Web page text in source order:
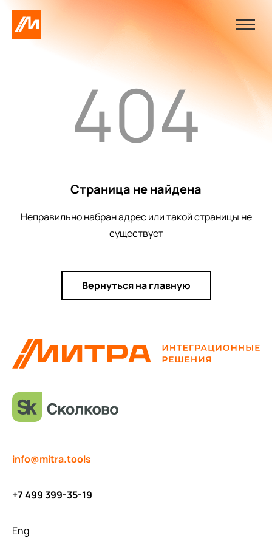
404
Страница не найдена
Неправильно набран адрес или такой страницы не
существует
Вернуться на главную
info@mitra.tools
+7 499 399-35-19
Eng